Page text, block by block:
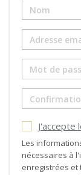
J'accepte
Les
nécessaires à
enregistrées et